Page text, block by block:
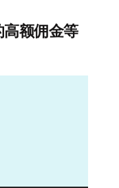
额佣金等